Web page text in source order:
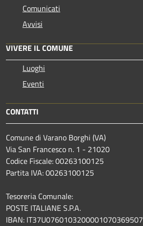
Comunicati
Avvisi
VIVERE IL COMUNE
Luoghi
Eventi
CONTATTI
Comune di Varano Borghi (VA)
Via San Francesco n. 1 - 21020
Codice Fiscale: 00263100125
Partita IVA: 00263100125
Tesoreria Comunale:
POSTE ITALIANE S.P.A.
IBAN: IT37U0760103200001070369507